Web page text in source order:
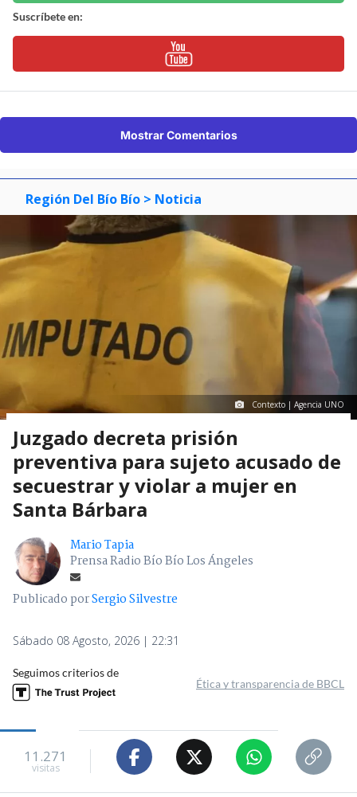
Suscríbete en:
Mostrar Comentarios
Región Del Bío Bío > Noticia
Contexto | Agencia UNO
Juzgado decreta prisión
preventiva para sujeto acusado de
secuestrar y violar a mujer en
Santa Bárbara
Mario Tapia
Prensa Radio Bío Bío Los Ángeles
Publicado porSergio Silvestre
Sábado 08 Agosto, 2026 | 22:31
Seguimos criterios de
Ética y transparencia de BBCL
11.271
visitas